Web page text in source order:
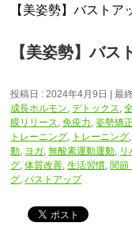
【美姿勢】バスト
【美姿勢】バ
投稿日 : 2024年4月9日 最
成長ホルモン,デトックス,
膜リリース,免疫力,姿勢矯正
トレーニング, トレーニング
動, ヨガ,無酸素運動運動, リ
グ,体質改善,生活習慣, 関節
グ,バストアップ